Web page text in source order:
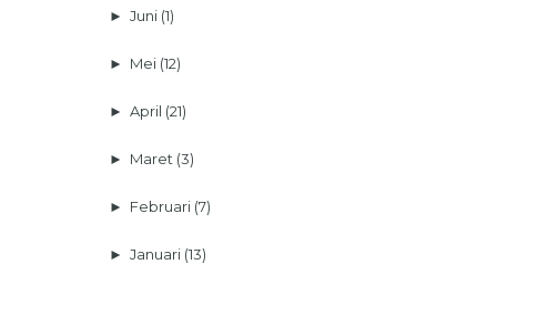
► Juni (1)
► Mei (12)
► April (21)
► Maret (3)
► Februari (7)
► Januari (13)